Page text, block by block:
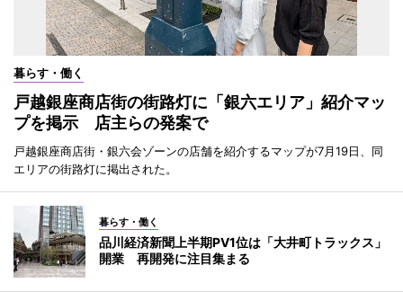
暮らす・働く
戸越銀座商店街の街路灯に「銀六エリア」紹介マッ
プを掲示 店主らの発案で
戸越銀座商店街・銀六会ゾーンの店舗を紹介するマップが7月19日、同
エリアの街路灯に掲出された。
暮らす・働く
品川経済新聞上半期PV1位は「大井町トラックス」
開業 再開発に注目集まる